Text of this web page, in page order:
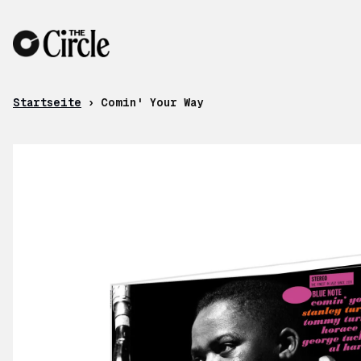
Startseite › Comin' Your Way